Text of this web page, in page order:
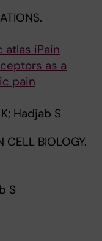
iPain
as a
pain
Hadjab S
CELL BIOLOGY.
S